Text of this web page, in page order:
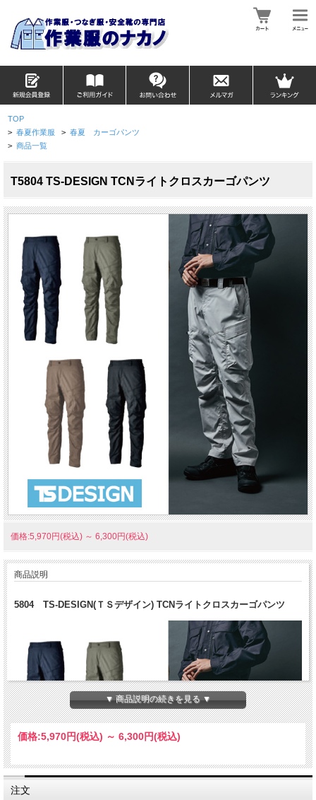
TOP
> 春夏作業服 > 春夏 カーゴパンツ
> 商品一覧
T5804 TS-DESIGN TCNライトクロスカーゴパンツ
価格:5,970円(税込) ～ 6,300円(税込)
商品説明
5804 TS-DESIGN(ＴＳデザイン) TCNライトクロスカーゴパンツ
▼ 商品説明の続きを見る ▼
価格:5,970円(税込) ～ 6,300円(税込)
注文